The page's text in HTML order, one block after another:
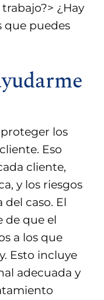
¿Hay
que puedes
los
Eso
cliente,
y los riesgos
caso. El
de que el
a los que
Esto incluye
adecuada y